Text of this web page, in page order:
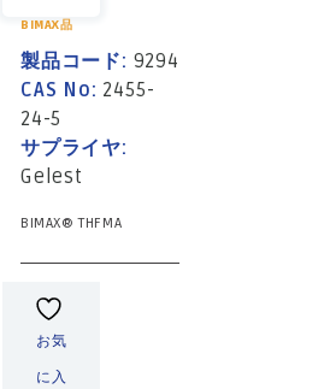
BIMAX品
製品コード: 9294
CAS No: 2455-
24-5
サプライヤ:
Gelest
BIMAX® THFMA
お気
に入